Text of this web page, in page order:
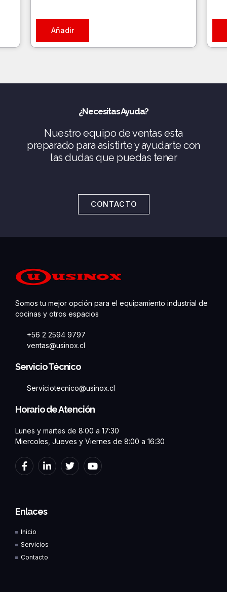
Añadir
¿Necesitas Ayuda?
Nuestro equipo de ventas esta
preparado para asistirte y ayudarte con
las dudas que puedas tener
CONTACTO
Somos tu mejor opción para el equipamiento industrial de
cocinas y otros espacios
+56 2 2594 9797
ventas@usinox.cl
Servicio Técnico
Serviciotecnico@usinox.cl
Horario de Atención
Lunes y martes de 8:00 a 17:30
Miercoles, Jueves y Viernes de 8:00 a 16:30
F
a
o
o
-
f
L
i
i
i
T
w
Y
o
Enlaces
Inicio
Servicios
Contacto